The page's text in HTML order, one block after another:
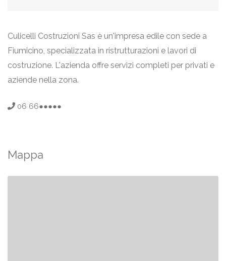
Culicelli Costruzioni Sas è un'impresa edile con sede a
Fiumicino, specializzata in ristrutturazioni e lavori di
costruzione. L'azienda offre servizi completi per privati e
aziende nella zona.
06 66●●●●●
Mappa